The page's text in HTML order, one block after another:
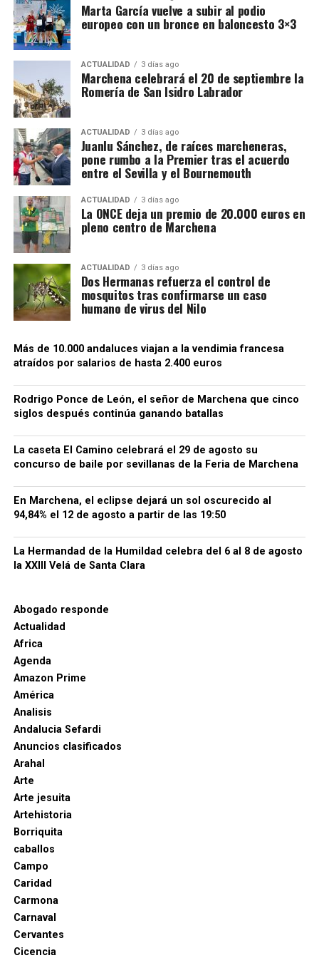
aconsejaban levantar el cerco, el marqués habría
defendido su continuación e incluso se habría
mostrado dispuesto a mantenerlo con sus propios
hombres y recursos.
La llegada y empleo de la artillería terminó
resultando decisiva. Por eso sería más preciso
afirmar que Rodrigo fue uno de los principales
impulsores militares de la operación, no el
conquistador único de Setenil.
La localidad recuerda aquellos hechos en su Fiesta
de Moros y Cristianos. El pueblo se transforma en un
escenario medieval y representa escenas teatrales
relacionadas con el asedio y la entrada castellana.
Los programas municipales han incorporado
expresamente el nombre de Rodrigo Ponce de León
y su participación en la toma. Ayuntamiento de
Setenil de las Bodegas.
Alhama: la hazaña que encendió
la Guerra de Granada
Ponce de León en una figura de alcance peninsular.
La operación fue preparada con enorme secreto. Una
fuerza integrada por hombres del marqués, del
asistente de Sevilla Diego de Merlo y de otros
capitanes alcanzó de noche la fortaleza. Un grupo de
escaladores penetró en el recinto y abrió el camino
al resto de las tropas.
con 300 alumnos, divididos en seis
seccio­nes, que acudían diariamente al
colegio incluyendo además un comedor
infantil de Auxilio Social, en el que daba
diariamente comida a los 80 niños más
pobres de Marchena.
Marta García vuelve a subir al podio
europeo con un bronce en baloncesto 3×3
ACTUALIDAD 3 días ago
Marchena celebrará el 20 de septiembre la
Romería de San Isidro Labrador
ACTUALIDAD 3 días ago
Juanlu Sánchez, de raíces marcheneras,
pone rumbo a la Premier tras el acuerdo
entre el Sevilla y el Bournemouth
ACTUALIDAD 3 días ago
La ONCE deja un premio de 20.000 euros en
pleno centro de Marchena
ACTUALIDAD 3 días ago
Dos Hermanas refuerza el control de
mosquitos tras confirmarse un caso
humano de virus del Nilo
Más de 10.000 andaluces viajan a la vendimia francesa
atraídos por salarios de hasta 2.400 euros
Rodrigo Ponce de León, el señor de Marchena que cinco
siglos después continúa ganando batallas
La caseta El Camino celebrará el 29 de agosto su
concurso de baile por sevillanas de la Feria de Marchena
En Marchena, el eclipse dejará un sol oscurecido al
94,84% el 12 de agosto a partir de las 19:50
La Hermandad de la Humildad celebra del 6 al 8 de agosto
la XXIII Velá de Santa Clara
Abogado responde
Actualidad
Africa
Agenda
Amazon Prime
América
Analisis
Andalucia Sefardi
Anuncios clasificados
Arahal
Arte
Arte jesuita
Artehistoria
Borriquita
caballos
Campo
Caridad
Carmona
Carnaval
Cervantes
Cicencia